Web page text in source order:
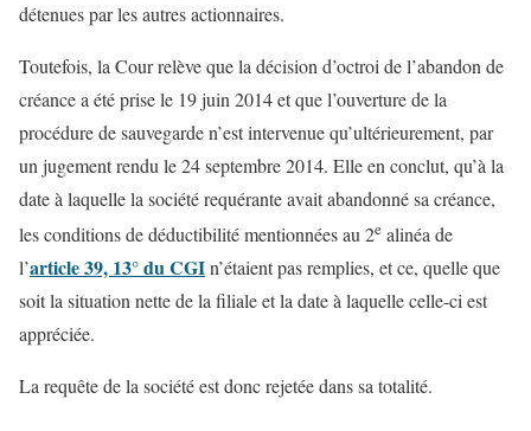
détenues par les autres actionnaires.
Toutefois, la Cour relève que la décision d’octroi de l’abandon de
créance a été prise le 19 juin 2014 et que l’ouverture de la
procédure de sauvegarde n’est intervenue qu’ultérieurement, par
un jugement rendu le 24 septembre 2014. Elle en conclut, qu’à la
date à laquelle la société requérante avait abandonné sa créance,
les conditions de déductibilité mentionnées au 2e alinéa de
l’article 39, 13° du CGIn’étaient pas remplies, et ce, quelle que
soit la situation nette de la filiale et la date à laquelle celle-ci est
appréciée.
La requête de la société est donc rejetée dans sa totalité.